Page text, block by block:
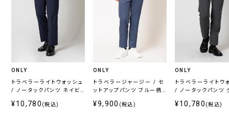
ONLY
トラベラーライトウォッシュ
/ ノータックパンツ ネイビ
¥10,780 (税込)
ONLY
トラベラージャージー / セ
ットアップパンツ ブルー柄
¥9,900 (税込)
ONLY
トラベラーライトウ
/ ノータックパンツ
¥10,780 (税込)